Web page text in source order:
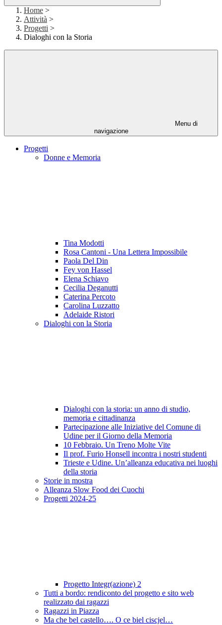
Home >
Attività >
Progetti >
Dialoghi con la Storia
Menu di
navigazione
Progetti
Donne e Memoria
Tina Modotti
Rosa Cantoni - Una Lettera Impossibile
Paola Del Din
Fey von Hassel
Elena Schiavo
Cecilia Deganutti
Caterina Percoto
Carolina Luzzatto
Adelaide Ristori
Dialoghi con la Storia
Dialoghi con la storia: un anno di studio,
memoria e cittadinanza
Partecipazione alle Iniziative del Comune di
Udine per il Giorno della Memoria
10 Febbraio. Un Treno Molte Vite
Il prof. Furio Honsell incontra i nostri studenti
Trieste e Udine. Un’alleanza educativa nei luoghi
della storia
Storie in mostra
Alleanza Slow Food dei Cuochi
Progetti 2024-25
Progetto Integr(azione) 2
Tutti a bordo: rendiconto del progetto e sito web
realizzato dai ragazzi
Ragazzi in Piazza
Ma che bel castello…. O ce biel ciscjel…